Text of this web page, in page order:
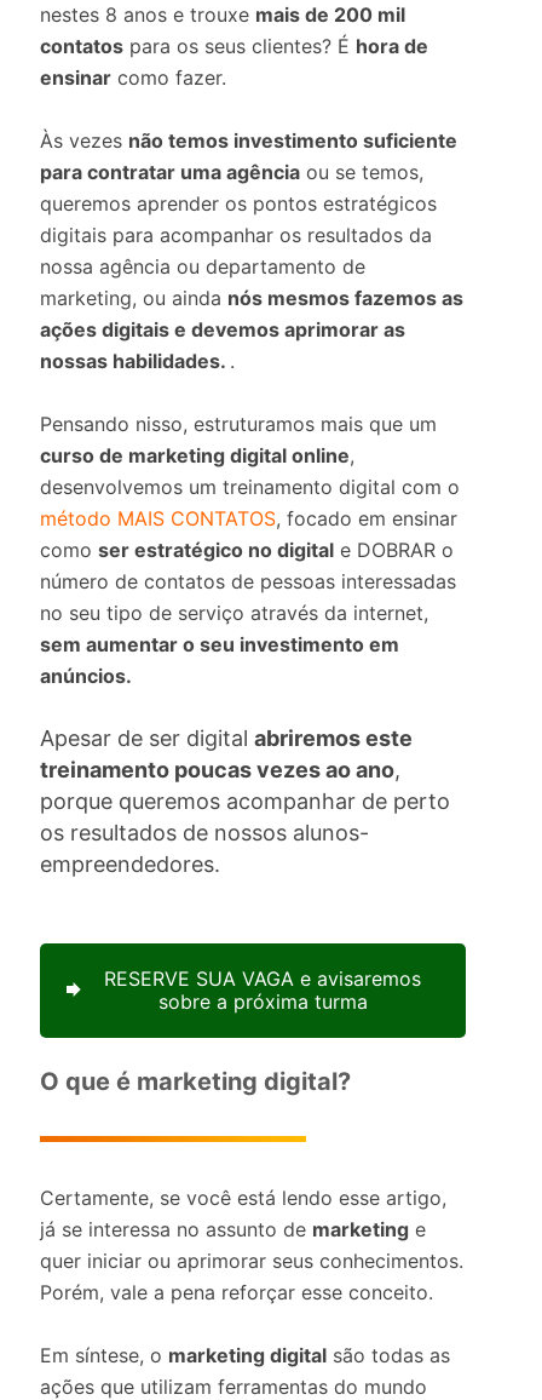
nestes 8 anos e trouxe mais de 200 mil
contatos para os seus clientes? É hora de
ensinar como fazer.
Às vezes não temos investimento suficiente
para contratar uma agência ou se temos,
queremos aprender os pontos estratégicos
digitais para acompanhar os resultados da
nossa agência ou departamento de
marketing, ou ainda nós mesmos fazemos as
ações digitais e devemos aprimorar as
nossas habilidades. .
Pensando nisso, estruturamos mais que um
curso de marketing digital online,
desenvolvemos um treinamento digital com o
método MAIS CONTATOS, focado em ensinar
como ser estratégico no digital e DOBRAR o
número de contatos de pessoas interessadas
no seu tipo de serviço através da internet,
sem aumentar o seu investimento em
anúncios.
Apesar de ser digital abriremos este
treinamento poucas vezes ao ano,
porque queremos acompanhar de perto
os resultados de nossos alunos-
empreendedores.
RESERVE SUA VAGA e avisaremos
sobre a próxima turma
O que é marketing digital?
Certamente, se você está lendo esse artigo,
já se interessa no assunto de marketing e
quer iniciar ou aprimorar seus conhecimentos.
Porém, vale a pena reforçar esse conceito.
Em síntese, o marketing digital são todas as
ações que utilizam ferramentas do mundo